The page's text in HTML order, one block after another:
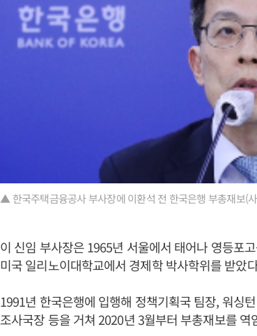
▲ 한국주택금융공사 부사장에 이환석 전 한국은행 부총재보(
이 신임 부사장은 1965년 서울에서 태어나 영등포
미국 일리노이대학교에서 경제학 박사학위를 받았
1991년 한국은행에 입행해 정책기획국 팀장, 워싱
조사국장 등을 거쳐 2020년 3월부터 부총재보를 역